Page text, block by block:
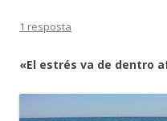
1 resposta
«El estrés va de dentro